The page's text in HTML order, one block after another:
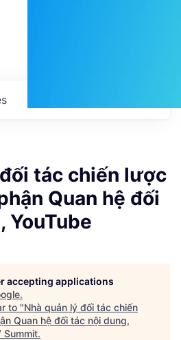
tác chiến lược
Quan hệ đối
YouTube
accepting applications
.
to "Nhà quản lý đối tác chiến
Quan hệ đối tác nội dung,
Summit.